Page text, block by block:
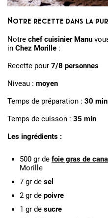
Notre recette dans la
Notre chef cuisinier Manu
in Chez Morille :
Recette pour 7/8 personnes
Niveau : moyen
Temps de préparation : 30 min
Temps de cuisson : 35 min
Les ingrédients :
500 gr de foie gras de
Morille
7 gr de sel
2 gr de poivre
1 gr de sucre